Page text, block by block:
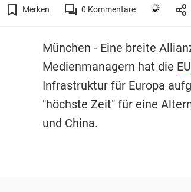
Merken 0 Kommentare
München - Eine breite
Medienmanagern hat die EU
Infrastruktur für Europa
"höchste Zeit" für eine
und China.